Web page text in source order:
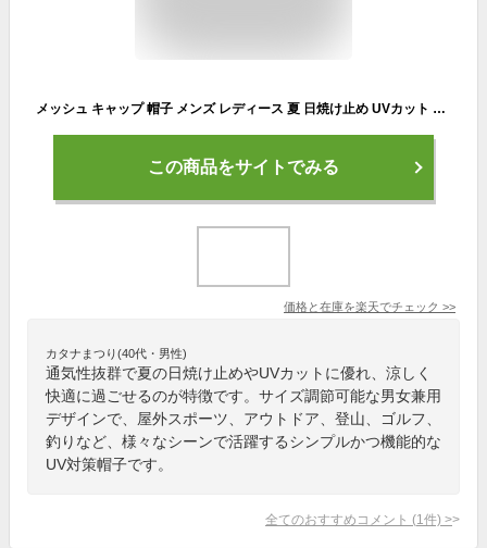
メッシュ キャップ 帽子 メンズ レディース 夏 日焼け止め UVカット 涼しい カジュアル UVカット 日除け 日よけ帽子 紫外線対策 通気性抜群 快適 涼しい スポーティ 屋外スポーツ アウトドア 登山 ゴルフ 釣り シンプル 男女兼用 大きいサイズ サイズ調節可能
この商品をサイトでみる
価格と在庫を楽天でチェック >>
カタナまつり(40代・男性)
通気性抜群で夏の日焼け止めやUVカットに優れ、涼しく
快適に過ごせるのが特徴です。サイズ調節可能な男女兼用
デザインで、屋外スポーツ、アウトドア、登山、ゴルフ、
釣りなど、様々なシーンで活躍するシンプルかつ機能的な
UV対策帽子です。
全てのおすすめコメント (1 件) >